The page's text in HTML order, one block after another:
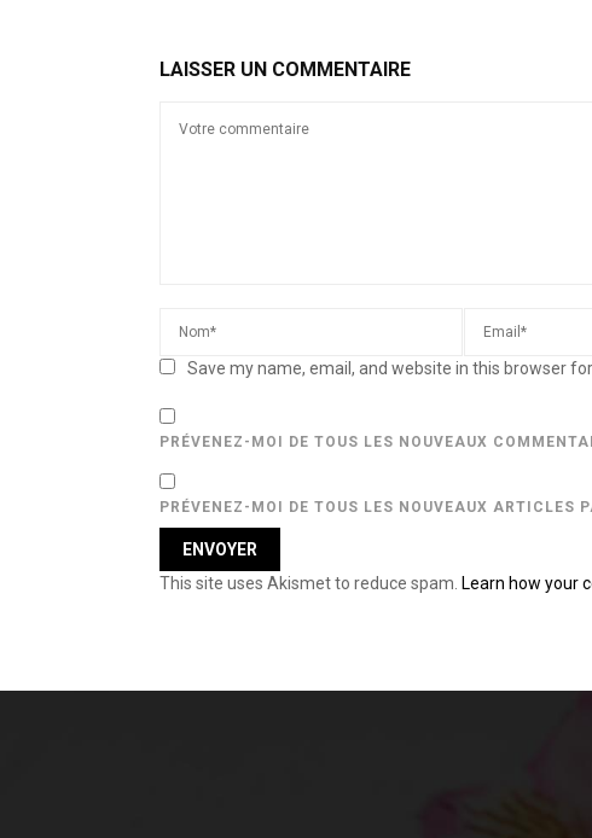
LAISSER UN COMMENTAIRE
Save my name, email, and website in this browser
PRÉVENEZ-MOI DE TOUS LES NOUVEAUX
PRÉVENEZ-MOI DE TOUS LES NOUVEAUX ARTICLES
This site uses Akismet to reduce spam. Learn how your